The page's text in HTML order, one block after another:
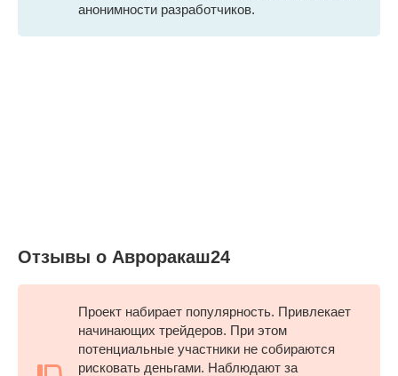
анонимности разработчиков.
Отзывы о Авроракаш24
Проект набирает популярность. Привлекает
начинающих трейдеров. При этом
потенциальные участники не собираются
рисковать деньгами. Наблюдают за